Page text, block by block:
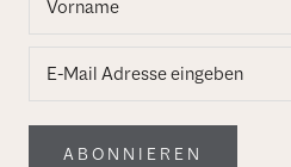
ABONNIEREN